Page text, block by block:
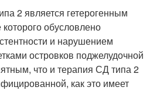
2 является гетерогенным
обусловлено
и нарушением
островков поджелудочной
что и терапия СД типа 2
как это имеет